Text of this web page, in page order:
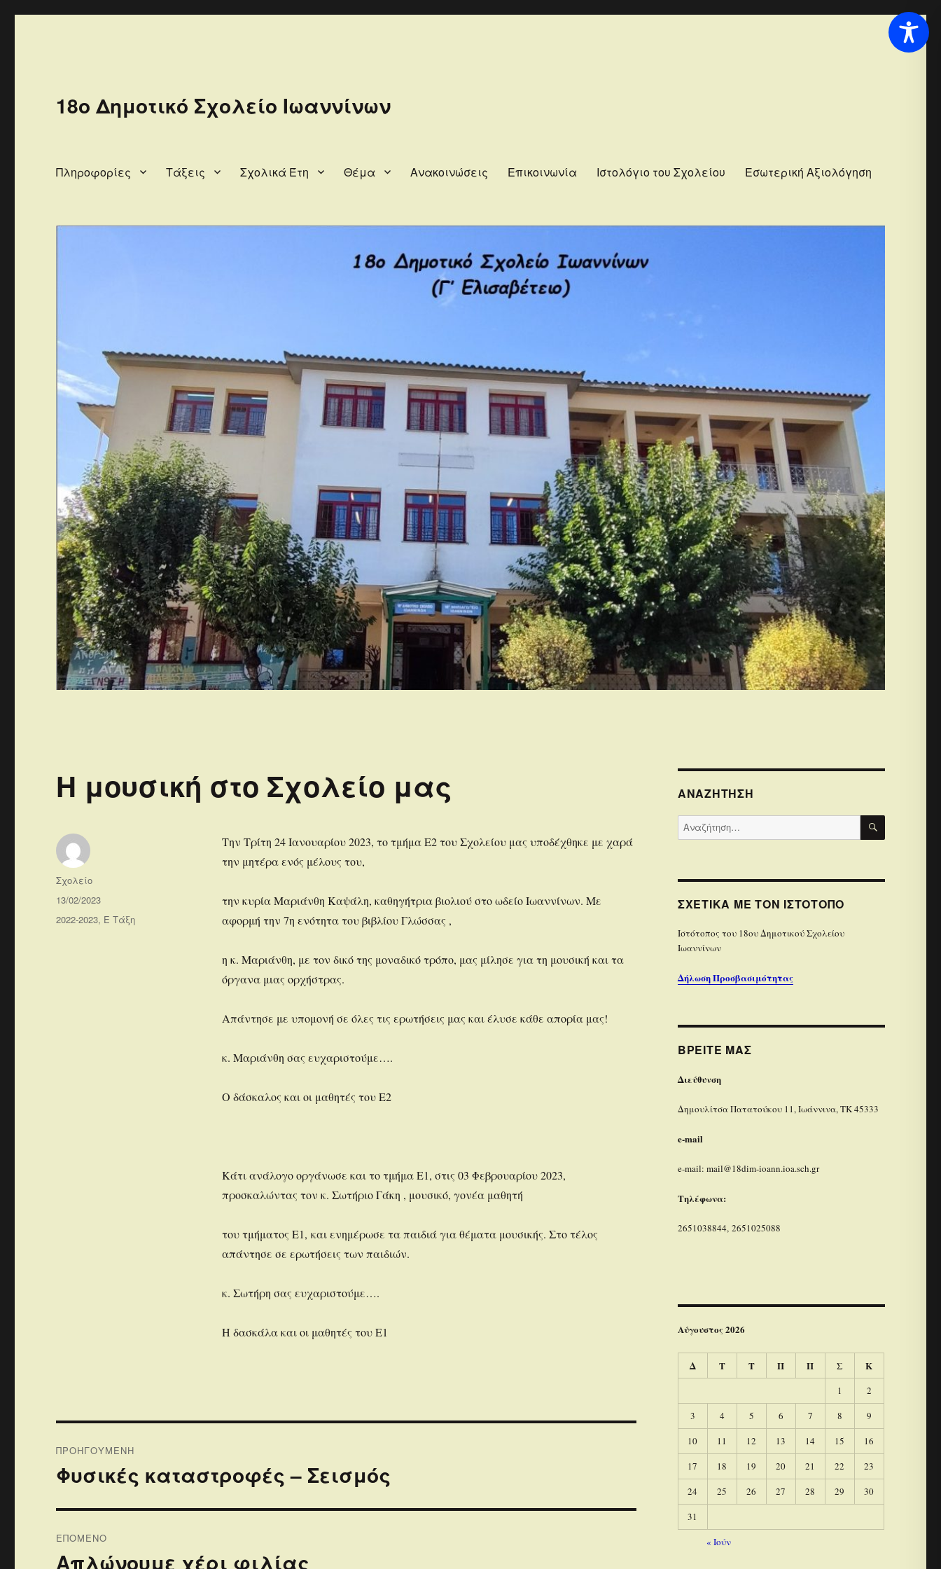
18ο Δημοτικό Σχολείο Ιωαννίνων
Πληροφορίες Τάξεις Σχολικά Έτη Θέμα Ανακοινώσεις Επικοινωνία Ιστολόγιο του Σχολείου Εσωτερική Αξιολόγηση
Η μουσική στο Σχολείο μας
Την Τρίτη 24 Ιανουαρίου 2023, το τμήμα Ε2 του Σχολείου μας υποδέχθηκε με χαρά
την μητέρα ενός μέλους του,
την κυρία Μαριάνθη Καψάλη, καθηγήτρια βιολιού στο ωδείο Ιωαννίνων. Με
αφορμή την 7η ενότητα του βιβλίου Γλώσσας ,
η κ. Μαριάνθη, με τον δικό της μοναδικό τρόπο, μας μίλησε για τη μουσική και τα
όργανα μιας ορχήστρας.
Απάντησε με υπομονή σε όλες τις ερωτήσεις μας και έλυσε κάθε απορία μας!
κ. Μαριάνθη σας ευχαριστούμε….
Ο δάσκαλος και οι μαθητές του Ε2
Κάτι ανάλογο οργάνωσε και το τμήμα Ε1, στις 03 Φεβρουαρίου 2023,
προσκαλώντας τον κ. Σωτήριο Γάκη , μουσικό, γονέα μαθητή
του τμήματος Ε1, και ενημέρωσε τα παιδιά για θέματα μουσικής. Στο τέλος
απάντησε σε ερωτήσεις των παιδιών.
κ. Σωτήρη σας ευχαριστούμε….
Η δασκάλα και οι μαθητές του Ε1
Συντάκτης
Σχολείο
Δημοσιεύτηκε
την
13/02/2023
Κατηγορίες
2022-2023, Ε Τάξη
άρθρων
ΠΡΟΗΓΟΎΜΕΝΗ
Προηγούμενο
Φυσικές καταστροφές – Σεισμός
ΕΠΌΜΕΝΟ
Επόμενο
Απλώνουμε χέρι φιλίας
ΑΝΑΖΉΤΗΣΗ
Αναζήτηση
για:
ΣΧΕΤΙΚΆ ΜΕ ΤΟΝ ΙΣΤΌΤΟΠΟ
Iστότοπoς του 18ου Δημοτικού Σχολείου
Ιωαννίνων
Δήλωση Προσβασιμότητας
ΒΡΕΊΤΕ ΜΑΣ
Διεύθυνση
Δημουλίτσα Πατατούκου 11, Ιωάννινα, ΤΚ 45333
e-mail
e-mail: mail@18dim-ioann.ioa.sch.gr
Τηλέφωνα:
2651038844, 2651025088
Αύγουστος 2026
Δ Τ Τ Π Π Σ Κ
1
2
3
4 5 6 7 8
9
10
11 12 13 14 15
16
17
18 19 20 21 22
23
24
25 26 27 28 29
30
31
« Ιούν